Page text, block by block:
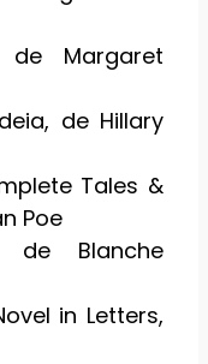
Margaret
de Hillary
Tales &
Poe
de Blanche
in Letters,